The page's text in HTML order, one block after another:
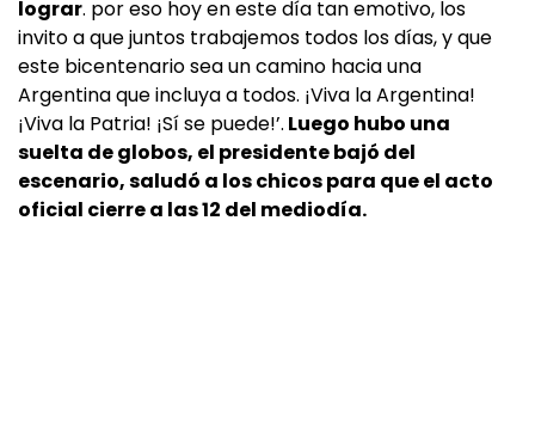
lograr. por eso hoy en este día tan emotivo, los
invito a que juntos trabajemos todos los días, y que
este bicentenario sea un camino hacia una
Argentina que incluya a todos. ¡Viva la Argentina!
¡Viva la Patria! ¡Sí se puede!’. Luego hubo una
suelta de globos, el presidente bajó del
escenario, saludó a los chicos para que el acto
oficial cierre a las 12 del mediodía.